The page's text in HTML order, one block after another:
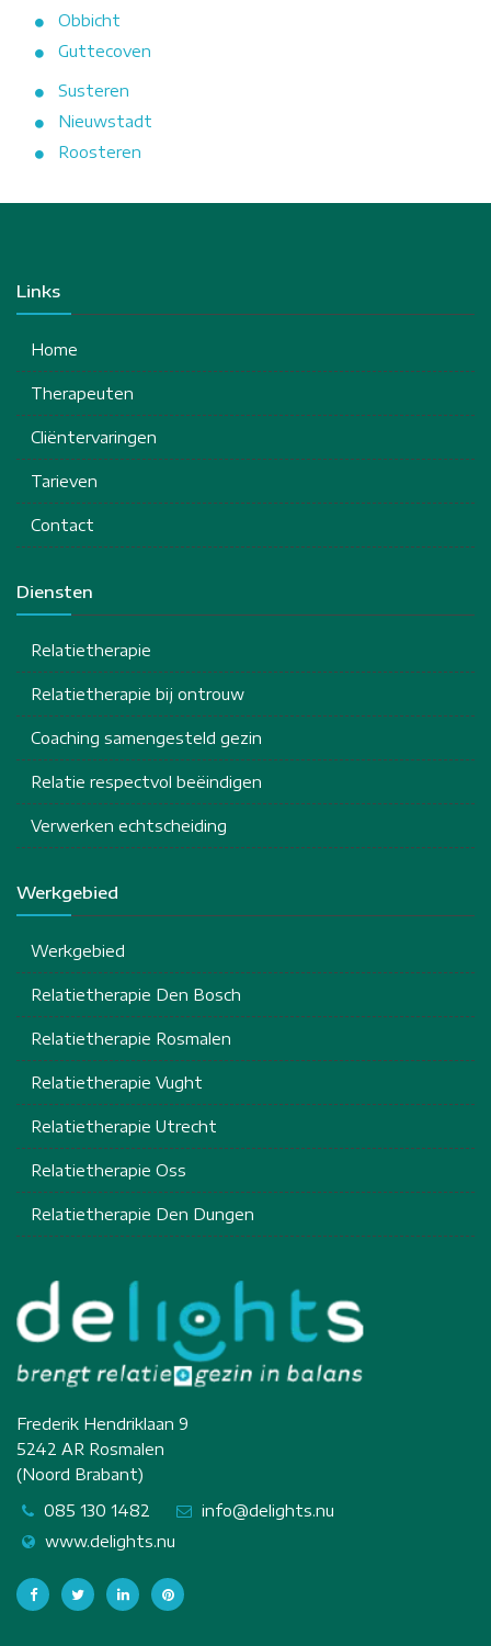
Obbicht
Guttecoven
Susteren
Nieuwstadt
Roosteren
Links
Home
Therapeuten
Cliëntervaringen
Tarieven
Contact
Diensten
Relatietherapie
Relatietherapie bij ontrouw
Coaching samengesteld gezin
Relatie respectvol beëindigen
Verwerken echtscheiding
Werkgebied
Werkgebied
Relatietherapie Den Bosch
Relatietherapie Rosmalen
Relatietherapie Vught
Relatietherapie Utrecht
Relatietherapie Oss
Relatietherapie Den Dungen
Frederik Hendriklaan 9
5242 AR Rosmalen
(Noord Brabant)
085 130 1482
info@delights.nu
www.delights.nu